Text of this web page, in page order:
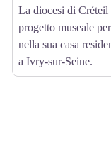
La diocesi di Créteil
progetto museale
nella sua casa
a Ivry-sur-Seine.